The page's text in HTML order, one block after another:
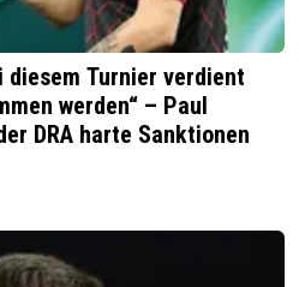
diesem Turnier verdient
werden“ – Paul
DRA harte Sanktionen